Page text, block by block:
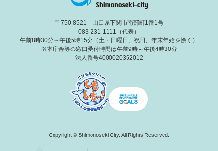
〒750-8521 山口県下関市南部町1番1号
083-231-1111（代表）
午前8時30分～午後5時15分（土・日曜日、祝日、年末年始を除く）
※本庁舎等の窓口受付時間は午前9時～午後4時30分
法人番号4000020352012
Copyright © Shimonoseki City. All Rights Reserved.